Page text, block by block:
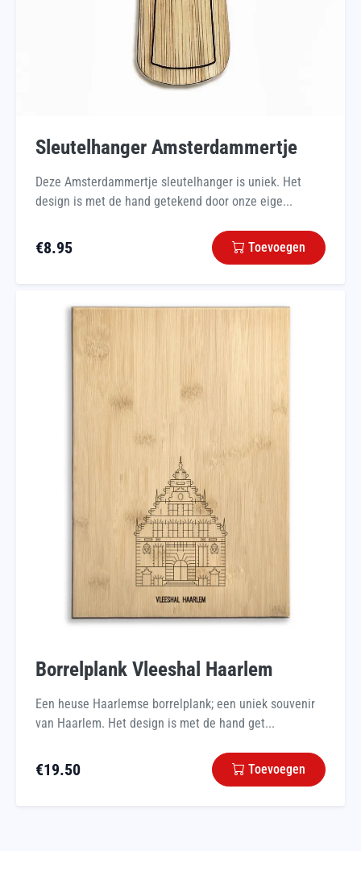
Sleutelhanger Amsterdammertje
Deze Amsterdammertje sleutelhanger is uniek. Het
design is met de hand getekend door onze eige...
€8.95 Toevoegen
Borrelplank Vleeshal Haarlem
Een heuse Haarlemse borrelplank; een uniek souvenir
van Haarlem. Het design is met de hand get...
€19.50 Toevoegen